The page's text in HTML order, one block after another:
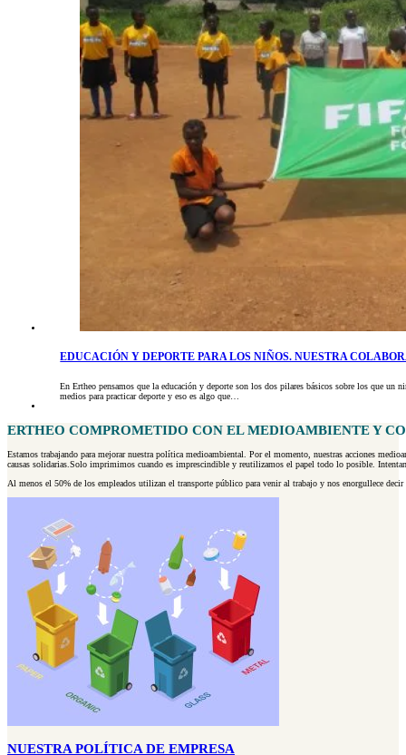
EDUCACIÓN Y DEPORTE PARA LOS NIÑOS. NUESTRA
En Ertheo pensamos que la educación y deporte son los dos pilares básicos sobre los que un
medios para practicar deporte y eso es algo que…
ERTHEO COMPROMETIDO CON EL MEDIOAMBIENTE Y
Estamos trabajando para mejorar nuestra política medioambiental. Por el momento, nuestras acciones
causas solidarias.Solo imprimimos cuando es imprescindible y reutilizamos el papel todo lo posible.
Al menos el 50% de los empleados utilizan el transporte público para venir al trabajo y nos enorgullece
NUESTRA POLÍTICA DE EMPRESA